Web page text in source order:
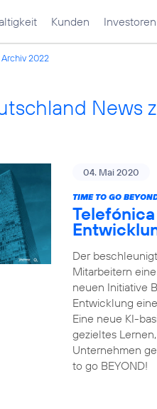
Kunden Investoren
Archiv 2022
News
04. Mai 2020
TIME TO GO
Der
Mitarbeitern
neuen Initiative
Entwicklung
Eine neue KI-
gezieltes
Unternehmen
to go BEYOND!